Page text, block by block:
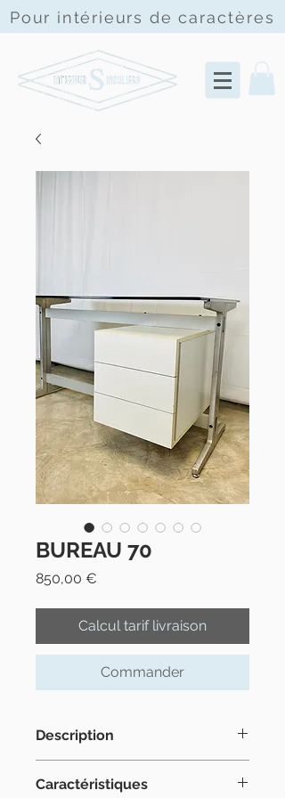
Pour intérieurs decaractères
BUREAU 70
850,00 €
Calcul tarif livraison
Commander
Description
célèbre désigner Étienne
Caractéristiques